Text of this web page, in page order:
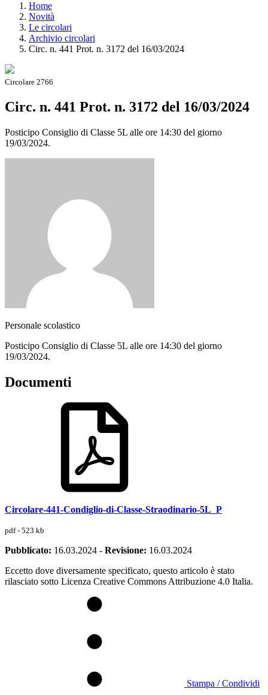
Home
Novità
Le circolari
Archivio circolari
Circ. n. 441 Prot. n. 3172 del 16/03/2024
Circolare 2766
Circ. n. 441 Prot. n. 3172 del 16/03/2024
Posticipo Consiglio di Classe 5L alle ore 14:30 del giorno
19/03/2024.
Personale scolastico
Posticipo Consiglio di Classe 5L alle ore 14:30 del giorno
19/03/2024.
Documenti
Circolare-441-Condiglio-di-Classe-Straodinario-5L_P
pdf - 523 kb
Pubblicato: 16.03.2024 - Revisione: 16.03.2024
Eccetto dove diversamente specificato, questo articolo è stato
rilasciato sotto Licenza Creative Commons Attribuzione 4.0 Italia.
Stampa / Condividi